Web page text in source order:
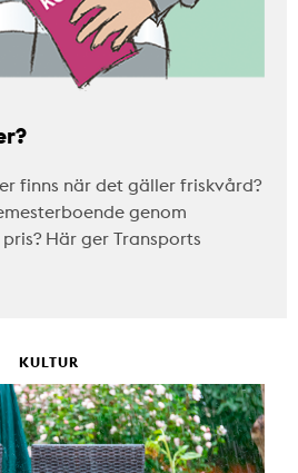
finns när det gäller friskvård?
genom
Här ger Transports
KULTUR